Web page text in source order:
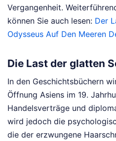
Vergangenheit.
können Sie auch lesen: Der
Odysseus Auf Den Meeren
Die Last der glatten
In den Geschichtsbüchern
Öffnung Asiens im 19.
Handelsverträge und
wird jedoch die
die der erzwungene